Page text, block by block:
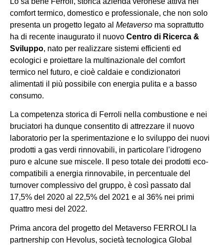
comfort termico, domestico e professionale, che non solo
presenta un progetto legato al Metaverso ma soprattutto
ha di recente inaugurato il nuovo Centro di Ricerca &
Sviluppo, nato per realizzare sistemi efficienti ed
ecologici e proiettare la multinazionale del comfort
termico nel futuro, e cioè caldaie e condizionatori
alimentati il più possibile con energia pulita e a basso
consumo.
La competenza storica di Ferroli nella combustione e nei
bruciatori ha dunque consentito di attrezzare il nuovo
laboratorio per la sperimentazione e lo sviluppo dei nuovi
prodotti a gas verdi rinnovabili, in particolare l’idrogeno
puro e alcune sue miscele. Il peso totale dei prodotti eco-
compatibili a energia rinnovabile, in percentuale del
turnover complessivo del gruppo, è così passato dal
17,5% del 2020 al 22,5% del 2021 e al 36% nei primi
quattro mesi del 2022.
Prima ancora del progetto del Metaverso FERROLI la
partnership con Hevolus, società tecnologica Global